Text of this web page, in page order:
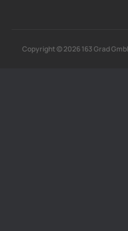
Copyright © 2026 163 Grad